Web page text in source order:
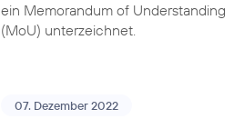
ein Memorandum of Understanding
(MoU) unterzeichnet.
07. Dezember 2022